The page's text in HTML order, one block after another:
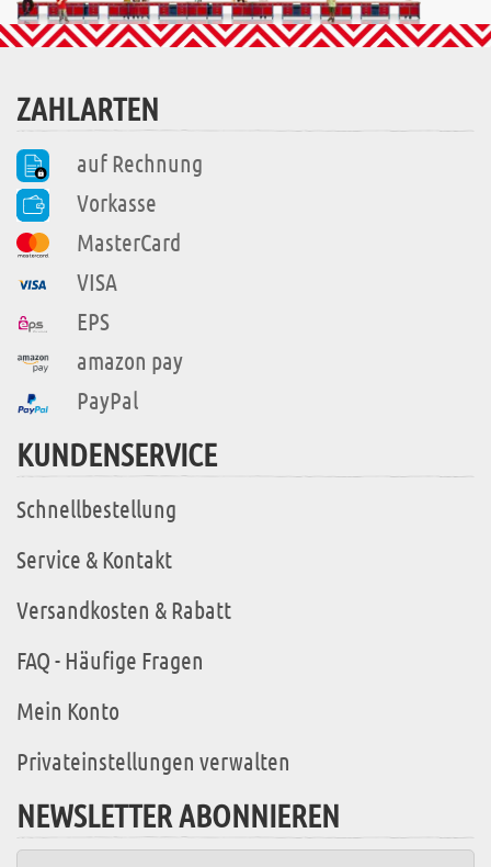
ZAHLARTEN
auf Rechnung
Vorkasse
MasterCard
VISA
EPS
amazon pay
PayPal
KUNDENSERVICE
Schnellbestellung
Service & Kontakt
Versandkosten & Rabatt
FAQ - Häufige Fragen
Mein Konto
Privateinstellungen verwalten
NEWSLETTER ABONNIEREN